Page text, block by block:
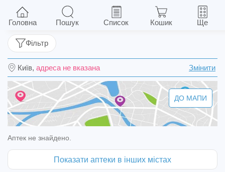
Мідокалм табл. в/о 150 мг №30 (10х3)
Київ, адреса не вказана Змінити
Фільтр
ДО МАПИ
Аптек не знайдено.
Показати аптеки в інших містах
Головна Пошук Список Кошик Ще